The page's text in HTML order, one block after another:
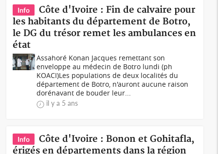
Info
Côte d'Ivoire : Fin de calvaire pour
les habitants du département de Botro,
le DG du trésor remet les ambulances en
état
Assahoré Konan Jacques remettant son
enveloppe au médecin de Botro lundi (ph
KOACI)Les populations de deux localités du
département de Botro, n'auront aucune raison
dorénavant de bouder leur...
il y a 5 ans
Info
Côte d'Ivoire : Bonon et Gohitafla,
érigés en départements dans la région